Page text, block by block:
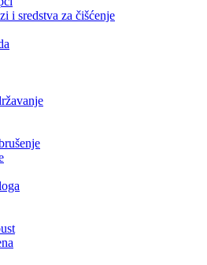
i sredstva za čišćenje